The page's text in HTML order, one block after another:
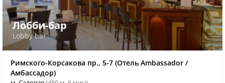
Лобби-бар
Lobby bar
Римского-Корсакова пр., 5-7 (Отель Ambassador /
Амбассадор)